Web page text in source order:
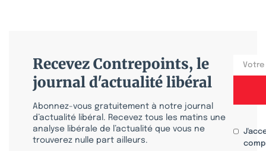
Recevez Contrepoints, le
journal d'actualité libéral
Abonnez-vous gratuitement à notre journal
d’actualité libéral. Recevez tous les matins une
analyse libérale de l’actualité que vous ne
trouverez nulle part ailleurs.